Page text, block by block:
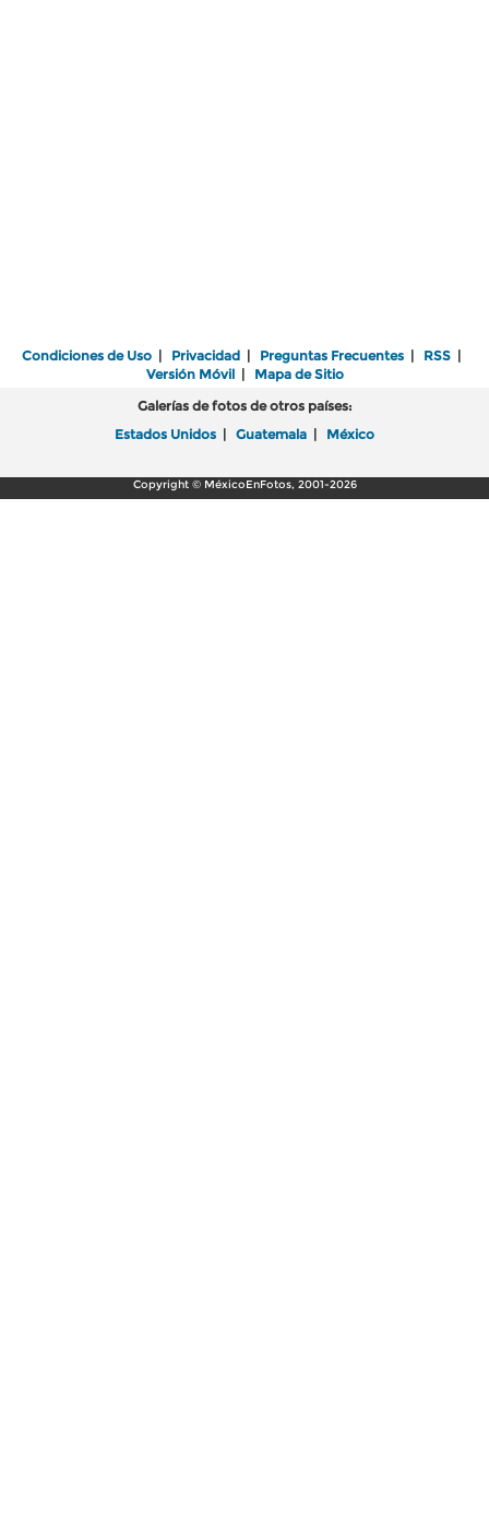
Condiciones de Uso | Privacidad | Preguntas Frecuentes | RSS |
Versión Móvil| Mapa de Sitio
Galerías de fotos de otros países:
Estados Unidos | Guatemala | México
Copyright © MéxicoEnFotos, 2001-2026